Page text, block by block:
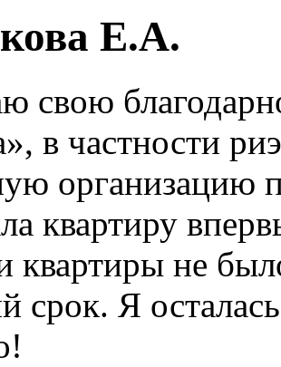
Е.А.
свою
в частности
организацию
квартиру
квартиры не
срок. Я